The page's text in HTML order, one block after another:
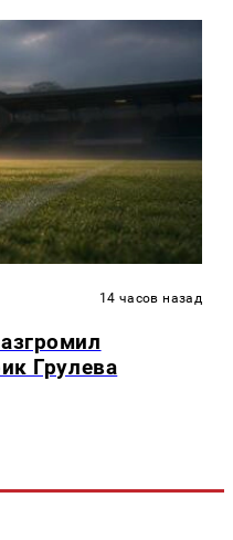
14 часов назад
Грулева